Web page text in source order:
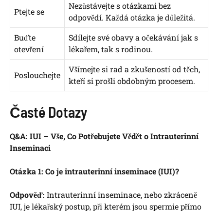
Ptejte se
Nezůstávejte s otázkami bez
odpovědí.⁢ Každá otázka je ⁤důležitá.
Buďte
otevření
Sdílejte‍ své obavy a⁣ očekávání jak s
lékařem, tak s rodinou.
Poslouchejte
Všímejte si‍ rad a zkušeností od těch,
‌kteří ‌si prošli⁢ obdobným procesem.
Časté Dotazy
Q&A: IUI ⁢– Vše, Co Potřebujete Vědět o Intrauterinní
Inseminaci
Otázka 1: Co je intrauterinní inseminace ​(IUI)?
Odpověď: Intrauterinní inseminace, nebo zkráceně
IUI, je lékařský postup, při kterém jsou spermie ⁣přímo